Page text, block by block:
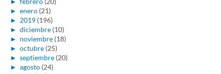
► enero (21)
► 2019 (196)
► diciembre (10)
► noviembre (18)
► octubre (25)
► septiembre (20)
► agosto (24)